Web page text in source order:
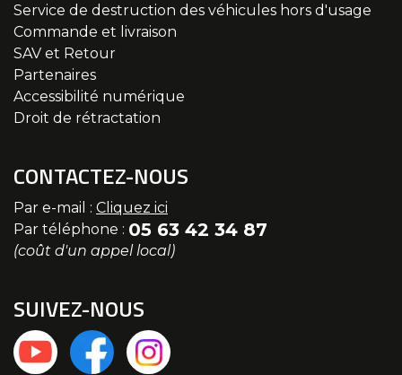
Service de destruction des véhicules hors d'usage
Commande et livraison
SAV et Retour
Partenaires
Accessibilité numérique
Droit de rétractation
CONTACTEZ-NOUS
Par e-mail : Cliquez ici
Par téléphone : 05 63 42 34 87
(coût d'un appel local)
SUIVEZ-NOUS